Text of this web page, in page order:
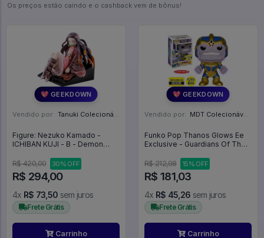
Os preços estão caindo e o cashback vem de bônus!
💖 GEEKDOWN
Vendido por: Tanuki Colecionáveis - SP
Figure: Nezuko Kamado -
ICHIBAN KUJI - B - Demon
R$ 420,00
30% OFF
R$ 294,00
4x R$ 73,50 sem juros
Frete Grátis
Carrinho
💖 GEEKDOWN
Vendido por: MDT Colecionáveis - DF
Funko Pop Thanos Glows Ee
Exclusive - Guardians Of The
R$ 212,98
15% OFF
R$ 181,03
4x R$ 45,26 sem juros
Frete Grátis
Carrinho